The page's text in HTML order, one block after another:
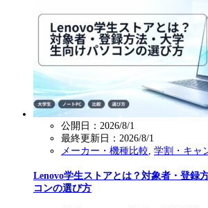
公開日：2026/8/1
最終更新日： 2026/8/1
メーカー・機種比較 学割・キャ
Lenovo学生ストアとは？対象者・登録
コンの選び方